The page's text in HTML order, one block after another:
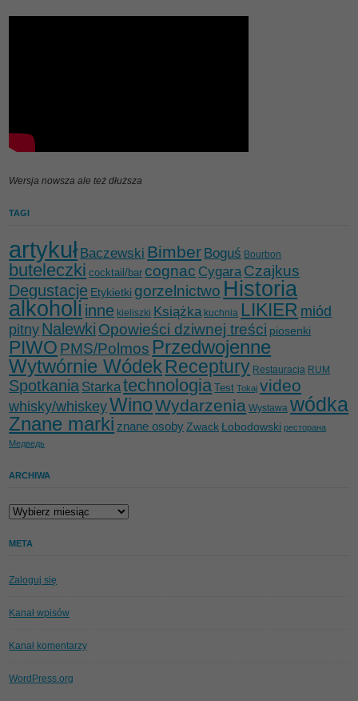
Wersja nowsza ale też dłuższa
TAGI
artykułBaczewski Bimber Boguś Bourbon
buteleczki cocktail/bar cognac CygaraCzajkus
Degustacje Etykietki gorzelnictwo Historia
alkoholi inne kieliszki Książka kuchnia LIKIER miód
pitny Nalewki Opowieści dziwnej treści piosenki
PIWO PMS/Polmos Przedwojenne
Wytwórnie WódekReceptury Restauracja RUM
Spotkania Starkatechnologia Test Tokaj video
whisky/whiskeyWinoWydarzenia Wystawa wódka
Znane marki znane osoby Zwack Łobodowski ресторана
Медведь
ARCHIWA
Archiwa
META
Zaloguj się
Kanał wpisów
Kanał komentarzy
WordPress.org